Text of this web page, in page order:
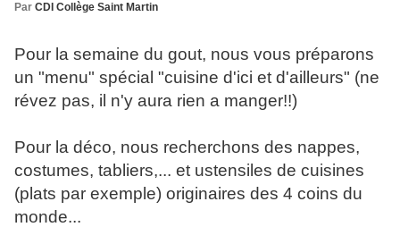
Par CDI Collège Saint Martin
Pour la semaine du gout, nous vous préparons
un "menu" spécial "cuisine d'ici et d'ailleurs" (ne
révez pas, il n'y aura rien a manger!!)
Pour la déco, nous recherchons des nappes,
costumes, tabliers,... et ustensiles de cuisines
(plats par exemple) originaires des 4 coins du
monde...